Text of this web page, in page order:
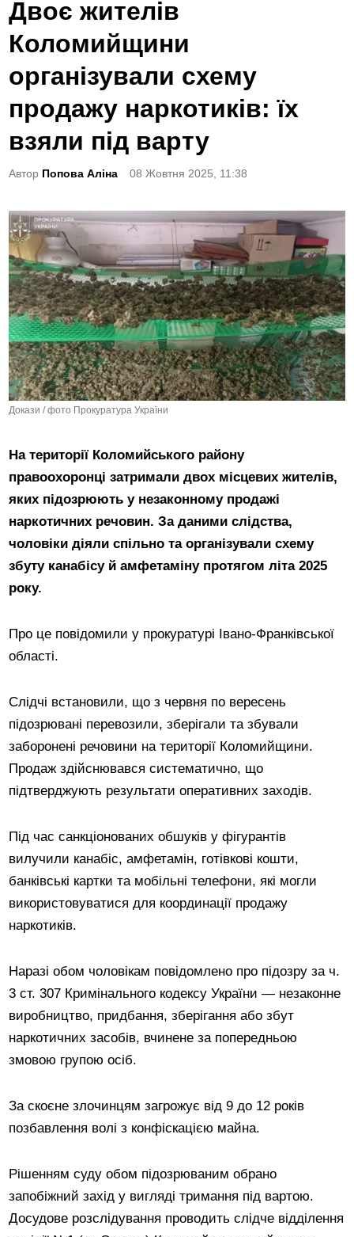
s
e
d
n
Двоє жителів
Коломийщини
організували схему
продажу наркотиків: їх
взяли під варту
Автор Попова Аліна 08 Жовтня 2025, 11:38
Докази / фото Прокуратура України
На території Коломийського району
правоохоронці затримали двох місцевих жителів,
яких підозрюють у незаконному продажі
наркотичних речовин. За даними слідства,
чоловіки діяли спільно та організували схему
збуту канабісу й амфетаміну протягом літа 2025
року.
Про це повідомили у прокуратурі Івано-Франківської
області.
Слідчі встановили, що з червня по вересень
підозрювані перевозили, зберігали та збували
заборонені речовини на території Коломийщини.
Продаж здійснювався систематично, що
підтверджують результати оперативних заходів.
Під час санкціонованих обшуків у фігурантів
вилучили канабіс, амфетамін, готівкові кошти,
банківські картки та мобільні телефони, які могли
використовуватися для координації продажу
наркотиків.
Наразі обом чоловікам повідомлено про підозру за ч.
3 ст. 307 Кримінального кодексу України — незаконне
виробництво, придбання, зберігання або збут
наркотичних засобів, вчинене за попередньою
змовою групою осіб.
За скоєне злочинцям загрожує від 9 до 12 років
позбавлення волі з конфіскацією майна.
Рішенням суду обом підозрюваним обрано
запобіжний захід у вигляді тримання під вартою.
Досудове розслідування проводить слідче відділення